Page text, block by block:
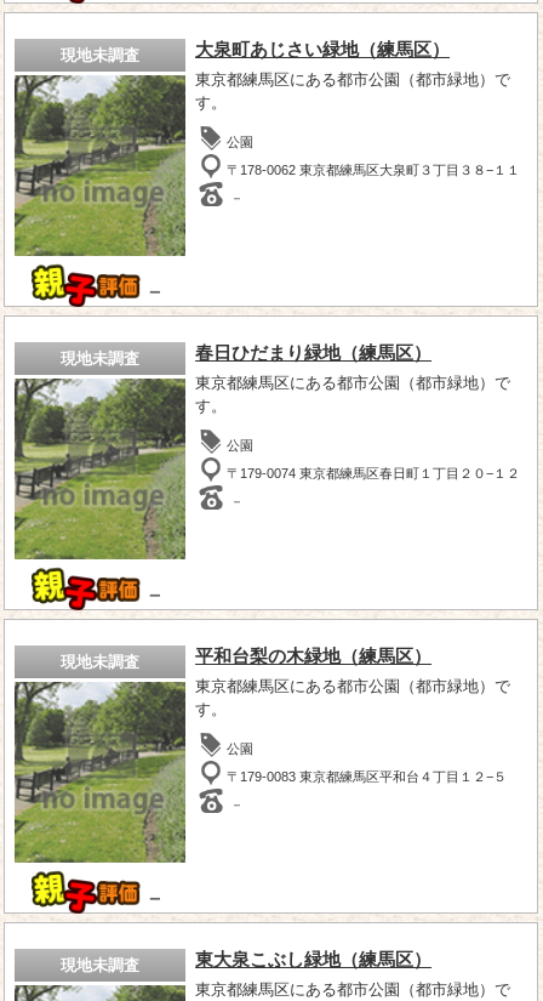
現地未調査
－
大泉町あじさい緑地（練馬区）
東京都練馬区にある都市公園（都市緑地）で
す。
公園
〒178-0062 東京都練馬区大泉町３丁目３８−１１
－
現地未調査
－
春日ひだまり緑地（練馬区）
東京都練馬区にある都市公園（都市緑地）で
す。
公園
〒179-0074 東京都練馬区春日町１丁目２０−１２
－
現地未調査
－
平和台梨の木緑地（練馬区）
東京都練馬区にある都市公園（都市緑地）で
す。
公園
〒179-0083 東京都練馬区平和台４丁目１２−５
－
現地未調査 東大泉こぶし緑地（練馬区）
東京都練馬区にある都市公園（都市緑地）で